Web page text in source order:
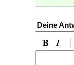
Deine